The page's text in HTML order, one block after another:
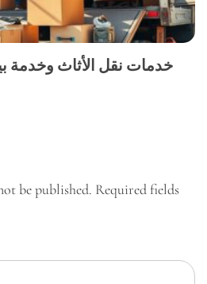
خدمات نقل الأثاث وخدمة
be published. Required fields